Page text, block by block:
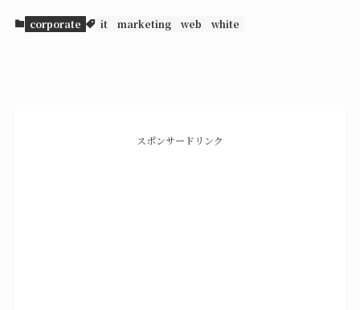
corporate it marketing web white
スポンサードリンク